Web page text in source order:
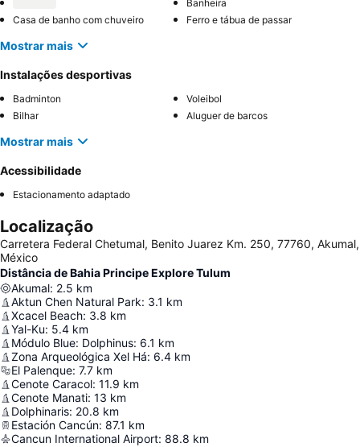
Banheira
Casa de banho com chuveiro
Ferro e tábua de passar
Mostrar mais
Instalações desportivas
Badminton
Voleibol
Bilhar
Aluguer de barcos
Mostrar mais
Acessibilidade
Estacionamento adaptado
Localização
Carretera Federal Chetumal, Benito Juarez Km. 250, 77760, Akumal,
México
Distância de Bahia Principe Explore Tulum
Akumal: 2.5 km
Aktun Chen Natural Park: 3.1 km
Xcacel Beach: 3.8 km
Yal-Ku: 5.4 km
Módulo Blue: Dolphinus: 6.1 km
Zona Arqueológica Xel Há: 6.4 km
El Palenque: 7.7 km
Cenote Caracol: 11.9 km
Cenote Manati: 13 km
Dolphinaris: 20.8 km
Estación Cancún: 87.1 km
Cancun International Airport: 88.8 km